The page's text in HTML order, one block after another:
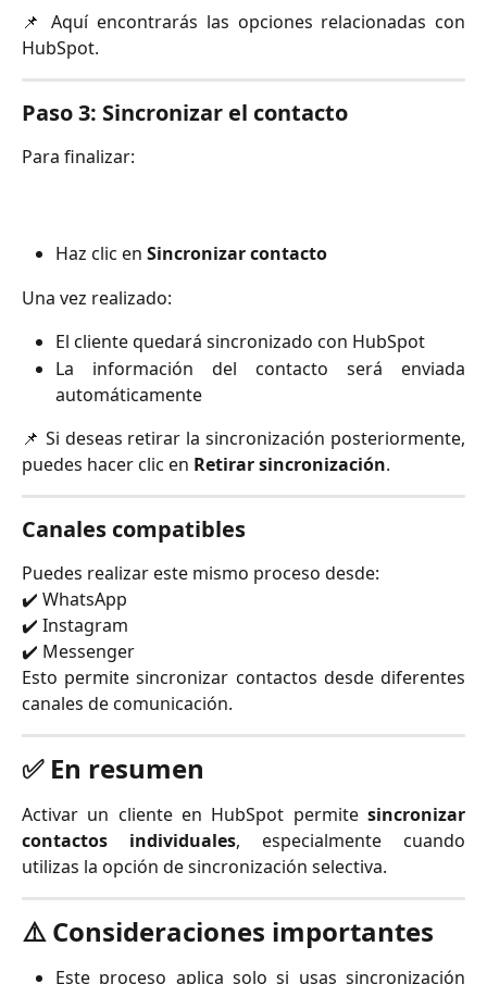
📌 Aquí encontrarás las opciones relacionadas con
HubSpot.
Paso 3: Sincronizar el contacto
Para finalizar:
Haz clic en Sincronizar contacto
Una vez realizado:
El cliente quedará sincronizado con HubSpot
La información del contacto será enviada
automáticamente
📌 Si deseas retirar la sincronización posteriormente,
puedes hacer clic en Retirar sincronización.
Canales compatibles
Puedes realizar este mismo proceso desde:
✔️ WhatsApp
✔️ Instagram
✔️ Messenger
Esto permite sincronizar contactos desde diferentes
canales de comunicación.
✅ En resumen
Activar un cliente en HubSpot permite sincronizar
contactos individuales, especialmente cuando
utilizas la opción de sincronización selectiva.
⚠️ Consideraciones importantes
Este proceso aplica solo si usas sincronización